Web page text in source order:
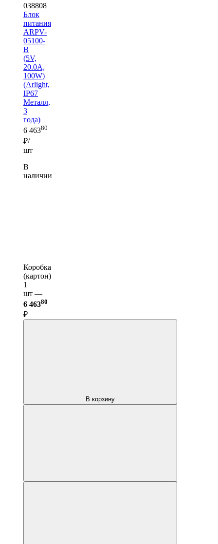
038808
Блок
питания
ARPV-
05100-
B
(5V,
20.0A,
100W)
(Arlight,
IP67
Металл,
3
года)
6 46380
₽/
шт
В
наличии
Коробка
(картон)
1
шт —
6 46380
₽
В корзину